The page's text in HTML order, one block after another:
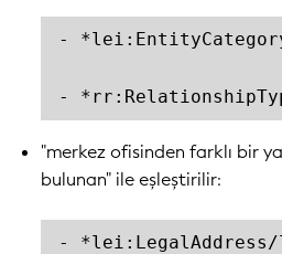
-
- *rr:RelationshipType
"merkez ofisinden farklı bir
bulunan" ile eşleştirilir:
- *lei:LegalAddress/